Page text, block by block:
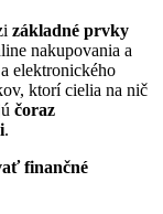
základné prvky
nakupovania a
elektronického
ktorí cielia na nič
čoraz
.
finančné